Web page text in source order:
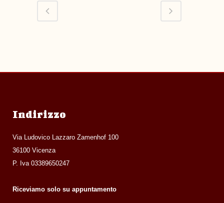
Indirizzo
Via Ludovico Lazzaro Zamenhof 100
36100 Vicenza
P. Iva 03389650247
Riceviamo solo su appuntamento